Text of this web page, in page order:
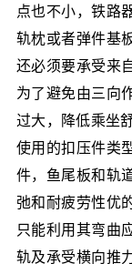
点也不小，铁路
轨枕或者弹件基
还必须要承受来
为了避免由三向
过大，降低乘坐
使用的扣压件类
件，鱼尾板和轨
弛和耐疲劳性优
只能利用其弯曲
轨及承受横向推